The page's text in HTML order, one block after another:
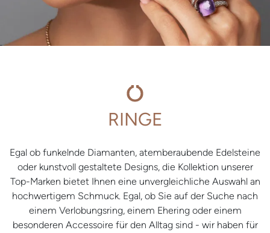
RINGE
Egal ob funkelnde Diamanten, atemberaubende Edelsteine
oder kunstvoll gestaltete Designs, die Kollektion unserer
Top-Marken bietet Ihnen eine unvergleichliche Auswahl an
hochwertigem Schmuck. Egal, ob Sie auf der Suche nach
einem Verlobungsring, einem Ehering oder einem
besonderen Accessoire für den Alltag sind - wir haben für